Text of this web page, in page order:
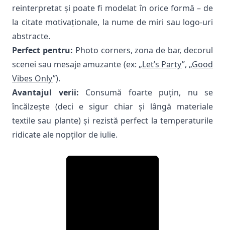
reinterpretat și poate fi modelat în orice formă – de
la citate motivaționale, la nume de miri sau logo-uri
abstracte.
Perfect pentru: Photo corners, zona de bar, decorul
scenei sau mesaje amuzante (ex: „Let’s Party”, „Good
Vibes Only”).
Avantajul verii: Consumă foarte puțin, nu se
încălzește (deci e sigur chiar și lângă materiale
textile sau plante) și rezistă perfect la temperaturile
ridicate ale nopților de iulie.